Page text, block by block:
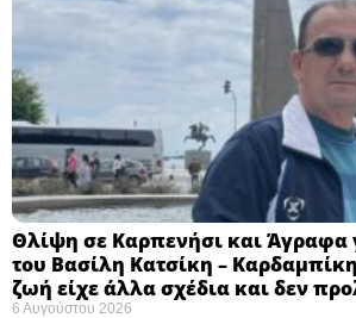
Θλίψη σε Καρπενήσι και Άγραφα
του Βασίλη Κατσίκη –
ζωή είχε άλλα σχέδια και δεν
6 Αυγούστου 2026